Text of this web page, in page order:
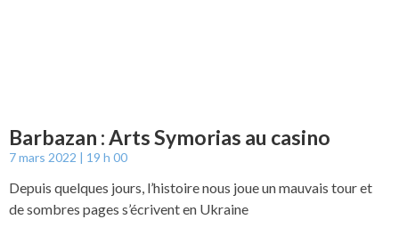
Barbazan : Arts Symorias au casino
7 mars 2022 19 h 00
Depuis quelques jours, l’histoire nous joue un mauvais tour et
de sombres pages s’écrivent en Ukraine